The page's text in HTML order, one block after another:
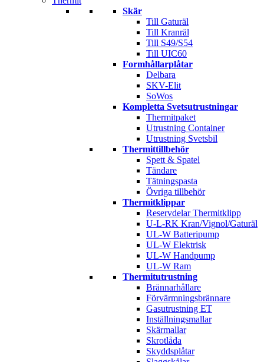
Skär
Till Gaturäl
Till Kranräl
Till S49/S54
Till UIC60
Formhållarplåtar
Delbara
SKV-Elit
SoWos
Kompletta Svetsutrustningar
Thermitpaket
Utrustning Container
Utrustning Svetsbil
Thermittillbehör
Spett & Spatel
Tändare
Tätningspasta
Övriga tillbehör
Thermitklippar
Reservdelar Thermitklipp
U-L-RK Kran/Vignol/Gaturäl
UL-W Batteripump
UL-W Elektrisk
UL-W Handpump
UL-W Ram
Thermitutrustning
Brännarhållare
Förvärmningsbrännare
Gasutrustning ET
Inställningsmallar
Skärmallar
Skrotlåda
Skyddsplåtar